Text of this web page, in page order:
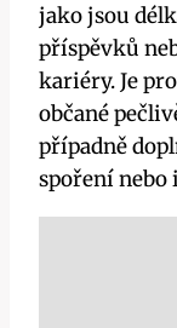
jako jsou
příspěvků
kariéry. Je
občané
případně
spoření nebo